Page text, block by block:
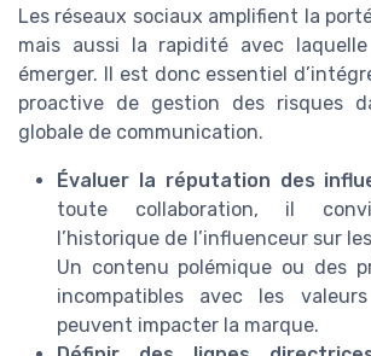
Les réseaux sociaux amplifient la
mais aussi la rapidité avec
émerger. Il est donc essentiel
proactive de gestion des risques
globale de communication.
Évaluer la réputation des
toute collaboration, il
l’historique de l’influenceur sur
Un contenu polémique ou des
incompatibles avec les
peuvent impacter la marque.